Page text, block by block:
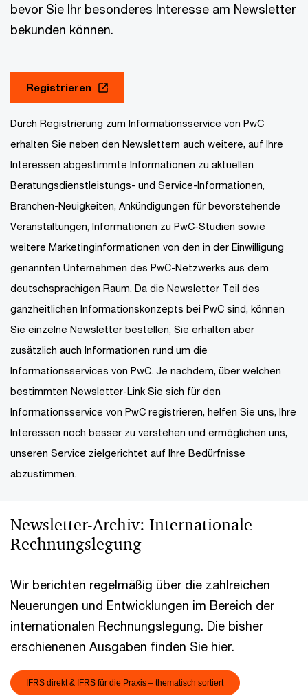
bevor Sie Ihr besonderes Interesse am Newsletter
bekunden können.
Registrieren
Durch Registrierung zum Informationsservice von PwC
erhalten Sie neben den Newslettern auch weitere, auf Ihre
Interessen abgestimmte Informationen zu aktuellen
Beratungsdienstleistungs- und Service-Informationen,
Branchen-Neuigkeiten, Ankündigungen für bevorstehende
Veranstaltungen, Informationen zu PwC-Studien sowie
weitere Marketinginformationen von den in der Einwilligung
genannten Unternehmen des PwC-Netzwerks aus dem
deutschsprachigen Raum. Da die Newsletter Teil des
ganzheitlichen Informationskonzepts bei PwC sind, können
Sie einzelne Newsletter bestellen, Sie erhalten aber
zusätzlich auch Informationen rund um die
Informationsservices von PwC. Je nachdem, über welchen
bestimmten Newsletter-Link Sie sich für den
Informationsservice von PwC registrieren, helfen Sie uns, Ihre
Interessen noch besser zu verstehen und ermöglichen uns,
unseren Service zielgerichtet auf Ihre Bedürfnisse
abzustimmen.
Newsletter-Archiv: Internationale
Rechnungslegung
Wir berichten regelmäßig über die zahlreichen
Neuerungen und Entwicklungen im Bereich der
internationalen Rechnungslegung. Die bisher
erschienenen Ausgaben finden Sie hier.
IFRS direkt & IFRS für die Praxis – thematisch sortiert